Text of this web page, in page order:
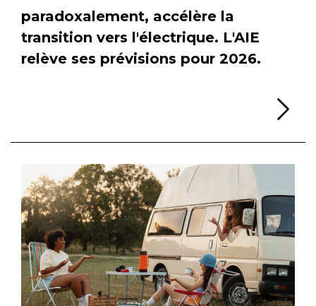
paradoxalement, accélère la
transition vers l'électrique. L'AIE
relève ses prévisions pour 2026.